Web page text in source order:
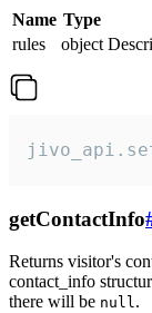
Name Type
rules
object
getContactInfo
Returns visitor's
contact_info
there will be null.